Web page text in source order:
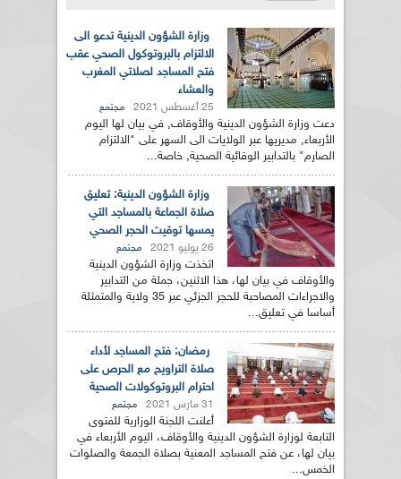
وزارة الشؤون الدينية تدعو الى
الالتزام بالبروتوكول الصحي عقب
فتح المساجد لصلاتي المغرب
والعشاء
25 أغسطس 2021 مجتمع
دعت وزارة الشؤون الدينية والأوقاف, في بيان لها اليوم
الأربعاء, مديريها عبر الولايات الى السهر على "الالتزام
الصارم" بالتدابير الوقائية الصحية, خاصة...
وزارة الشؤون الدينية: تعليق
صلاة الجماعة بالمساجد التي
يمسها توقيت الحجر الصحي
26 يوليو 2021 مجتمع
اتخذت وزارة الشؤون الدينية
والأوقاف في بيان لها، هذا الاثنين، جملة من التدابير
والاجراءات المصاحبة للحجر الجزئي عبر 35 ولاية والمتمثلة
أساسا في تعليق...
رمضان: فتح المساجد لأداء
صلاة التراويح مع الحرص على
احترام البروتوكولات الصحية
31 مارس 2021 مجتمع
أعلنت اللجنة الوزارية للفتوى
التابعة لوزارة الشؤون الدينية والأوقاف، اليوم الأربعاء في
بيان لها، عن فتح المساجد المعنية بصلاة الجمعة والصلوات
الخمس...